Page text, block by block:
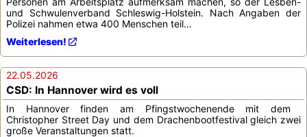
und Schwulenverband Schleswig-Holstein. Nach Angaben der
Polizei nahmen etwa 400 Menschen teil…
Weiterlesen!
22.05.2026
CSD: In Hannover wird es voll
In Hannover finden am Pfingstwochenende mit dem
Christopher Street Day und dem Drachenbootfestival gleich zwei
große Veranstaltungen statt.